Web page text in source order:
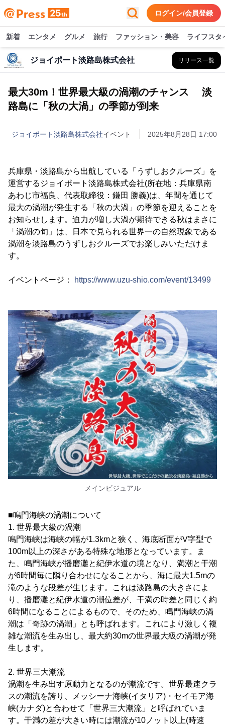
ログイン/会員登録
新着 エンタメ グルメ 旅行 ファッション・美容 ライフスタ
ジョイポート淡路島株式会社 リリース一覧
最大30m！世界最大級の渦潮のチャンス 淡
路島に「秋の大渦」の季節が到来
ジョイポート淡路島株式会社イベント 2025年8月28日 17:00
兵庫県・淡路島から出航している「うずしおクルーズ」を
運営するジョイポート淡路島株式会社(所在地：兵庫県南
あわじ市福良、代表取締役：鎌田 勝義)は、年間を通じて
最大の渦潮が発生する「秋の大渦」の季節を迎えることを
お知らせします。迫力が増し大渦が期待できる秋はまさに
「渦潮の旬」は、日本で見られる世界一の自然現象である
渦潮を淡路島のうずしおクルーズでお楽しみいただけま
す。
イベントページ： https://www.uzu-shio.com/event/13499
メインビジュアル
■鳴門海峡の渦潮について
1. 世界最大級の渦潮
鳴門海峡は海峡の幅が1.3kmと狭く、海底断面がV字型で
100m以上の深さがある特殊な地形となっています。ま
た、鳴門海峡が播磨灘と紀伊水道の境となり、満潮と干潮
が6時間毎に隣り合わせになることから、海に最大1.5mの
滝のような段差が生じます。これは淡路島の大きさによ
り、播磨灘と紀伊水道の潮位差が、干満の時差と同じく約
6時間になることによるもので、そのため、鳴門海峡の渦
潮は「奇跡の渦潮」とも呼ばれます。これにより激しく複
雑な潮流を生み出し、最大約30mの世界最大級の渦潮が発
生します。
2. 世界三大潮流
渦潮を生み出す原動力となるのが潮流です。世界最速クラ
スの潮流を誇り、メッシーナ海峡(イタリア)・セイモア海
峡(カナダ)と合わせて「世界三大潮流」と呼ばれていま
す。干満の差が大きい時には潮流が10ノット以上(時速